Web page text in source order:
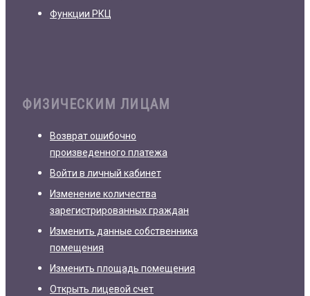
Функции РКЦ
ФИЗИЧЕСКИМ ЛИЦАМ
Возврат ошибочно
произведенного платежа
Войти в личный кабинет
Изменение количества
зарегистрированных граждан
Изменить данные собственника
помещения
Изменить площадь помещения
Открыть лицевой счет